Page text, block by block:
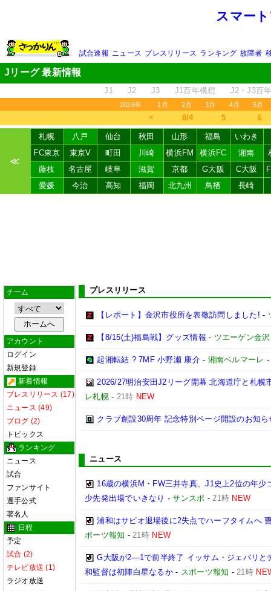
スマー
試合速報 ニュース プレスリリース ランキング 故障者
Jリーグ 最新情報
J1 J2 J3 J1百年構想 J2・J3百
2026年 1月 2月 3月 4月 5月
＜ 8/4 5 6
≪
札幌 八戸 仙台 秋田 山形 福島
いわき
FC東京
東京V 町田 川崎 横浜FM 横浜FC 湘南
藤枝
名古屋 岐阜 滋賀 京都 G大阪 C大阪
愛媛
今治 高知 福岡 北九州 鳥栖 長崎
チーム
アカウント
ログイン
新規登録
新着情報
プレスリリース (17)
ニュース (49)
ブログ (2)
トピックス
ランキング
ニュース
試合
ファンサイト
選手公式
著名人
日程
予定
試合 (2)
テレビ放送 (1)
ラジオ放送
プレスリリース
【レポート】金沢市役所を表敬訪問しました! -
【8/15(土)福島戦】グッズ情報 - ツエーゲン金沢
起湘転結 ? 7MF 小野瀬 康介- 湘南ベルマーレ
2026/27明治安田J2リーグ開幕 北海道庁と札幌
レ札幌- 21時 NEW
クラブ創設30周年 記念特別ページ開設のお知ら
ニュース
16歳の横浜M・FW三井寺真、J1史上2位の年
少先発出場でいきなり -サンスポ -21時 NEW
浦和はサビオ退場後に2失点でハーフタイムへ
ポーツ報知 -21時 NEW
G大阪が2―1で前半終了 イッサム・ジェバリと
和監督は初陣白星なるか- スポーツ報知 -21時